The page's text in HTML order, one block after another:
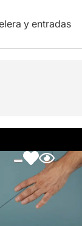
y entradas
Fotos y vídeos